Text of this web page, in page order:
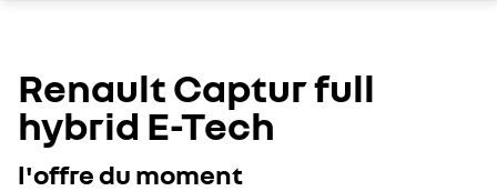
Renault Captur full
hybrid E-Tech
l'offre du moment